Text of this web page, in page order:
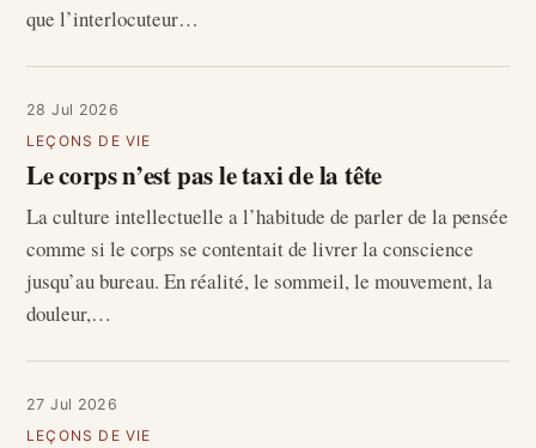
que l’interlocuteur…
28 Jul 2026
LEÇONS DE VIE
Le corps n’est pas le taxi de la tête
La culture intellectuelle a l’habitude de parler de la pensée
comme si le corps se contentait de livrer la conscience
jusqu’au bureau. En réalité, le sommeil, le mouvement, la
douleur,…
27 Jul 2026
LEÇONS DE VIE